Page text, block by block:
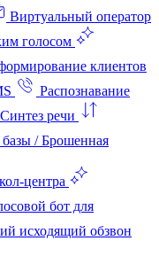
Виртуальный оператор
голосом
клиентов
Распознавание
Синтез речи
базы / Брошенная
бот для
исходящий обзвон